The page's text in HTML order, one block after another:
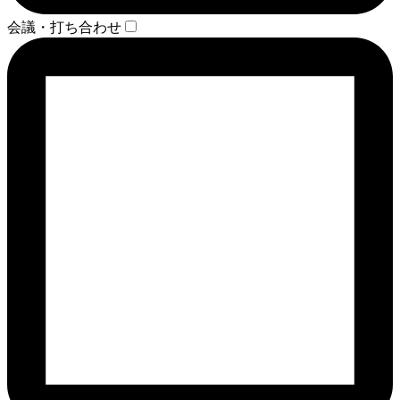
会議・打ち合わせ